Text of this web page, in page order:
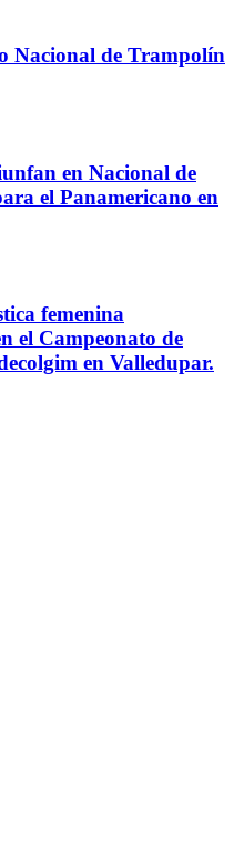
Nacional de Trampolín
en Nacional de
el Panamericano en
femenina
el Campeonato de
en Valledupar.